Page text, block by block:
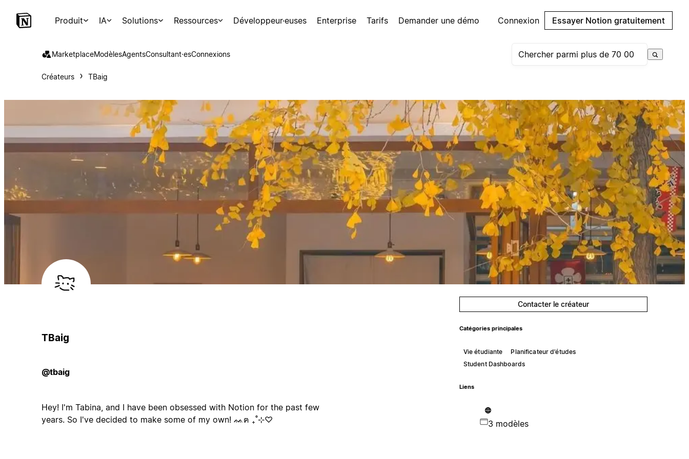
Produit IA Solutions Ressources Développeur·euses Enterprise Tarifs Demander une démo Connexion Essayer Notion gratuitement
MarketplaceModèlesAgentsConsultant·esConnexions
Créateurs TBaig
TBaig
@tbaig
Hey! I'm Tabina, and I have been obsessed with Notion for the past few
years. So I've decided to make some of my own! ᨐฅ ₊˚⊹♡
Contacter le créateur
Catégories principales
Vie étudiante
Planificateur d’études
Student Dashboards
Liens
3 modèles